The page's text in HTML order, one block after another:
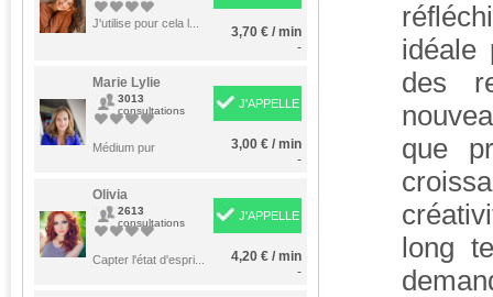
J'utilise pour cela l...
3,70 € / min
-
Marie Lylie
3013
consultations
Médium pur
J'APPELLE
3,00 € / min
-
Olivia
2613
consultations
Capter l'état d'espri...
J'APPELLE
4,20 € / min
-
idéale
des
que
long